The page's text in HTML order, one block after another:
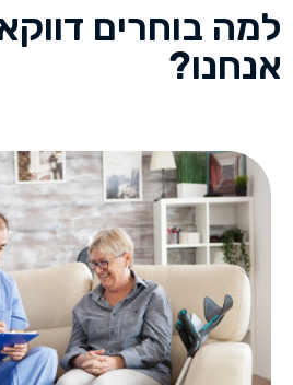
למה בוחרים
אנחנו?